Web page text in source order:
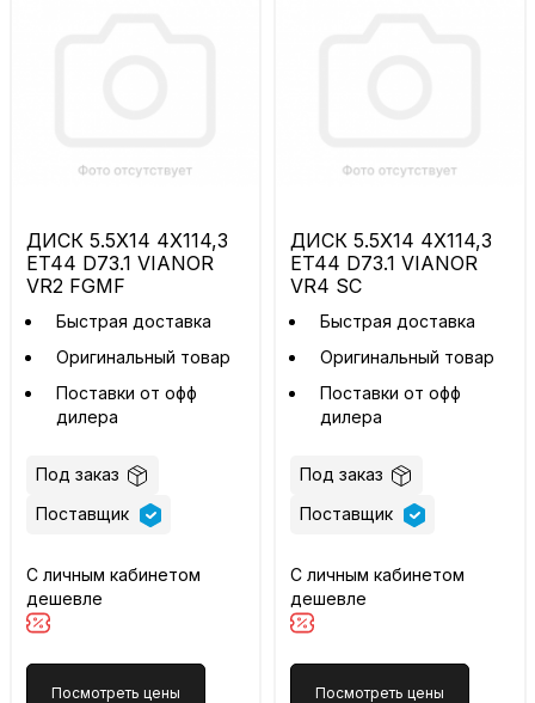
ДИСК 5.5X14 4X114,3
ET44 D73.1 VIANOR
VR2 FGMF
Быстрая доставка
Оригинальный товар
Поставки от офф
дилера
Под заказ
Поставщик
С личным кабинетом
дешевле
Посмотреть цены
ДИСК 5.5X14 4X114,3
ET44 D73.1 VIANOR
VR4 SC
Быстрая доставка
Оригинальный товар
Поставки от офф
дилера
Под заказ
Поставщик
С личным кабинетом
дешевле
Посмотреть цены